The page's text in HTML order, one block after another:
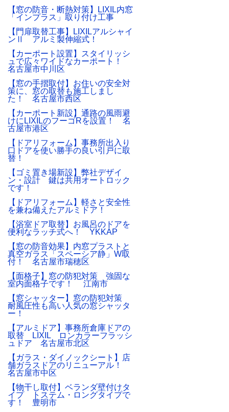
【窓の防音・断熱対策】LIXIL内窓
「インプラス」取り付け工事
【門扉取替工事】LIXILアルシャイ
ンⅡ アルミ製伸縮式！
【カーポート設置】スタイリッシ
ュで広々ワイドなカーポート！
名古屋市中川区
【窓の手摺取付】お住いの安全対
策に、窓の取替も施工しまし
た！ 名古屋市西区
【カーポート新設】通路の風雨避
けにLIXILのフーゴRを設置！ 名
古屋市港区
【ドアリフォーム】事務所出入り
口ドアを使い勝手の良い引戸に取
替！
【ゴミ置き場新設】弊社デザイ
ン・設計 鍵は共用オートロック
です！
【ドアリフォーム】軽さと安全性
を兼ね備えたアルミドア！
【浴室ドア取替】お風呂のドアを
便利なラッチ式へ！ YKKAP
【窓の防音効果】内窓プラストと
真空ガラス「スペーシア静」W取
付！ 名古屋市瑞穂区
【面格子】窓の防犯対策 強固な
室内面格子です！ 江南市
【窓シャッター】窓の防犯対策
耐風圧性も高い人気の窓シャッタ
ー！
【アルミドア】事務所倉庫ドアの
取替 LIXIL ロンカラーフラッシ
ュドア 名古屋市北区
【ガラス・ダイノックシート】店
舗ガラスドアのリニューアル！
名古屋市中区
【物干し取付】ベランダ壁付けタ
イプ トステム・ロングタイプで
す！ 豊明市